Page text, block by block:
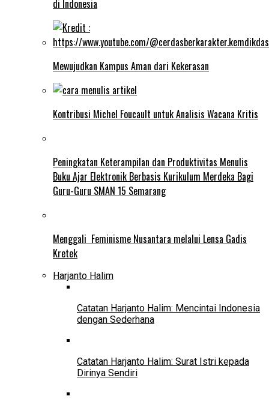
di Indonesia
Mewujudkan Kampus Aman dari Kekerasan
Kontribusi Michel Foucault untuk Analisis Wacana Kritis
Peningkatan Keterampilan dan Produktivitas Menulis
Buku Ajar Elektronik Berbasis Kurikulum Merdeka Bagi
Guru-Guru SMAN 15 Semarang
Menggali Feminisme Nusantara melalui Lensa Gadis
Kretek
Harjanto Halim
Catatan Harjanto Halim: Mencintai Indonesia
dengan Sederhana
Catatan Harjanto Halim: Surat Istri kepada
Dirinya Sendiri